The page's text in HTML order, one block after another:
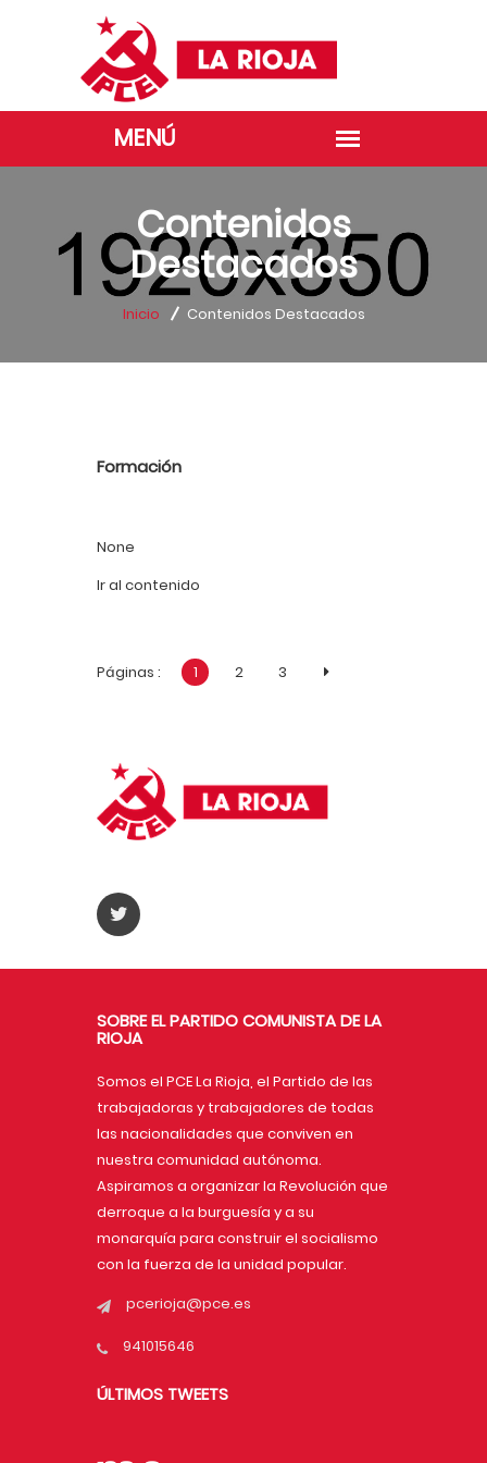
Contenidos
Destacados
Inicio Contenidos Destacados
Formación
None
Ir al contenido
Páginas : 1 2 3
SOBRE EL PARTIDO COMUNISTA DE LA
RIOJA
Somos el PCE La Rioja, el Partido de las
trabajadoras y trabajadores de todas
las nacionalidades que conviven en
nuestra comunidad autónoma.
Aspiramos a organizar la Revolución que
derroque a la burguesía y a su
monarquía para construir el socialismo
con la fuerza de la unidad popular.
pcerioja@pce.es
941015646
ÚLTIMOS TWEETS